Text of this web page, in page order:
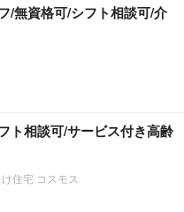
/無資格可/シフト相談可/介
ト相談可/サービス付き高齢
住宅 コスモス